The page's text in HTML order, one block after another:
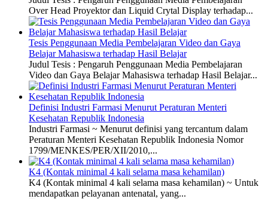
Over Head Proyektor dan Liquid Crytal Display terhadap...
Tesis Penggunaan Media Pembelajaran Video dan Gaya
Belajar Mahasiswa terhadap Hasil Belajar
Judul Tesis : Pengaruh Penggunaan Media Pembelajaran
Video dan Gaya Belajar Mahasiswa terhadap Hasil Belajar...
Definisi Industri Farmasi Menurut Peraturan Menteri
Kesehatan Republik Indonesia
Industri Farmasi ~ Menurut definisi yang tercantum dalam
Peraturan Menteri Kesehatan Republik Indonesia Nomor
1799/MENKES/PER/XII/2010,...
K4 (Kontak minimal 4 kali selama masa kehamilan)
K4 (Kontak minimal 4 kali selama masa kehamilan) ~ Untuk
mendapatkan pelayanan antenatal, yang...